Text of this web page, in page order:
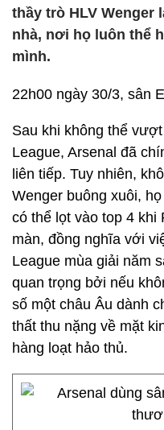
thầy trò HLV Wenger
nhà, nơi họ luôn thể
mình.
22h00 ngày 30/3, sân
Sau khi không thể
League, Arsenal đã
liên tiếp. Tuy nhiên,
Wenger buông xuôi,
có thể lọt vào top 4 khi
màn, đồng nghĩa với
League mùa giải năm
quan trọng bởi nếu
số một châu Âu dành
thất thu nặng về mặt
hàng loạt hảo thủ.